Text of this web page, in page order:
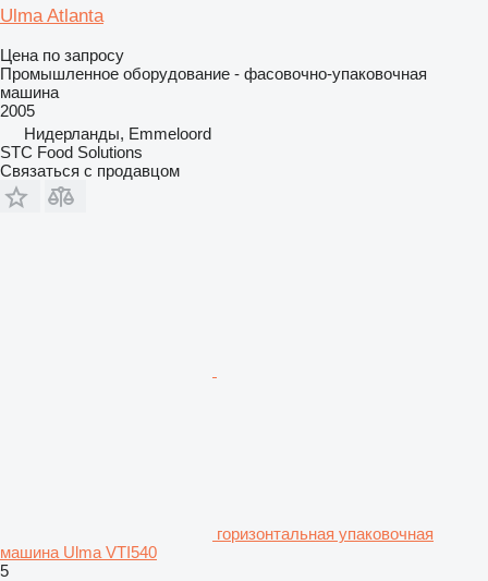
Ulma Atlanta
Цена по запросу
Промышленное оборудование - фасовочно-упаковочная
машина
2005
Нидерланды, Emmeloord
STC Food Solutions
Связаться с продавцом
горизонтальная упаковочная
машина Ulma VTI540
5